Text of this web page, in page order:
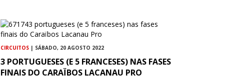
CIRCUITOS | SÁBADO, 20 AGOSTO 2022
3 PORTUGUESES (E 5 FRANCESES) NAS FASES
FINAIS DO CARAÏBOS LACANAU PRO